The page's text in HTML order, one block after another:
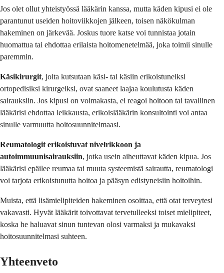
Jos olet ollut yhteistyössä lääkärin kanssa, mutta käden kipusi ei ole
parantunut useiden hoitoviikkojen jälkeen, toisen näkökulman
hakeminen on järkevää. Joskus tuore katse voi tunnistaa jotain
huomattua tai ehdottaa erilaista hoitomenetelmää, joka toimii sinulle
paremmin.
Käsikirurgit, joita kutsutaan käsi- tai käsiin erikoistuneiksi
ortopedisiksi kirurgeiksi, ovat saaneet laajaa koulutusta käden
sairauksiin. Jos kipusi on voimakasta, ei reagoi hoitoon tai tavallinen
lääkärisi ehdottaa leikkausta, erikoislääkärin konsultointi voi antaa
sinulle varmuutta hoitosuunnitelmaasi.
Reumatologit erikoistuvat nivelrikkoon ja
autoimmuunisairauksiin, jotka usein aiheuttavat käden kipua. Jos
lääkärisi epäilee reumaa tai muuta systeemistä sairautta, reumatologi
voi tarjota erikoistunutta hoitoa ja pääsyn edistyneisiin hoitoihin.
Muista, että lisämielipiteiden hakeminen osoittaa, että otat terveytesi
vakavasti. Hyvät lääkärit toivottavat tervetulleeksi toiset mielipiteet,
koska he haluavat sinun tuntevan olosi varmaksi ja mukavaksi
hoitosuunnitelmasi suhteen.
Yhteenveto